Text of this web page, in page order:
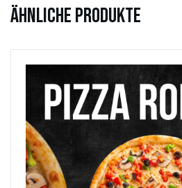
Ähnliche Produkte